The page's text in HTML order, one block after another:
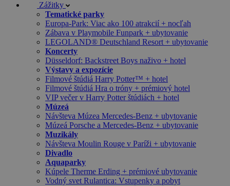
Zážitky
Tematické parky
Europa-Park: Viac ako 100 atrakcií + nocľah
Zábava v Playmobile Funpark + ubytovanie
LEGOLAND® Deutschland Resort + ubytovanie
Koncerty
Düsseldorf: Backstreet Boys naživo + hotel
Výstavy a expozície
Filmové štúdiá Harry Potter™ + hotel
Filmové štúdiá Hra o tróny + prémiový hotel
VIP večer v Harry Potter štúdiách + hotel
Múzeá
Návšteva Múzea Mercedes-Benz + ubytovanie
Múzeá Porsche a Mercedes-Benz + ubytovanie
Muzikály
Návšteva Moulin Rouge v Paríži + ubytovanie
Divadlo
Aquaparky
Kúpele Therme Erding + prémiové ubytovanie
Vodný svet Rulantica: Vstupenky a pobyt